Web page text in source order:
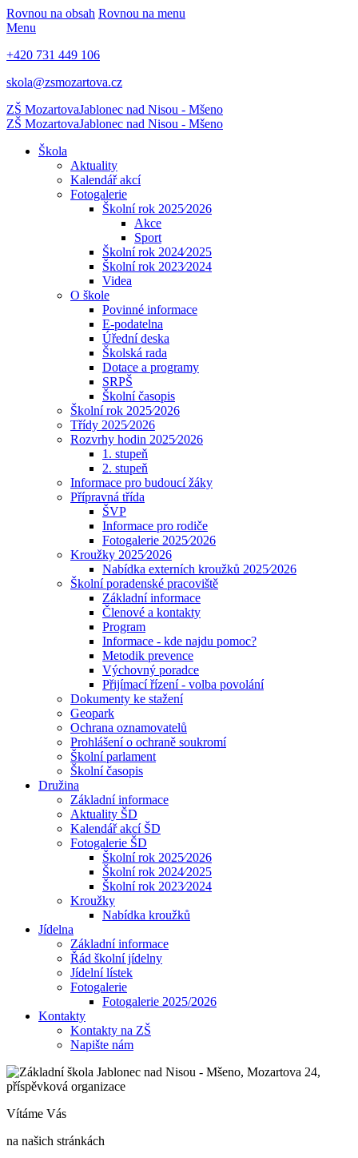
Rovnou na obsah Rovnou na menu
Menu
+420 731 449 106
skola@zsmozartova.cz
ZŠ MozartovaJablonec nad Nisou - Mšeno
ZŠ MozartovaJablonec nad Nisou - Mšeno
Škola
Aktuality
Kalendář akcí
Fotogalerie
Školní rok 2025⁄2026
Akce
Sport
Školní rok 2024⁄2025
Školní rok 2023⁄2024
Videa
O škole
Povinné informace
E-podatelna
Úřední deska
Školská rada
Dotace a programy
SRPŠ
Školní časopis
Školní rok 2025⁄2026
Třídy 2025⁄2026
Rozvrhy hodin 2025⁄2026
1. stupeň
2. stupeň
Informace pro budoucí žáky
Přípravná třída
ŠVP
Informace pro rodiče
Fotogalerie 2025⁄2026
Kroužky 2025⁄2026
Nabídka externích kroužků 2025⁄2026
Školní poradenské pracoviště
Základní informace
Členové a kontakty
Program
Informace - kde najdu pomoc?
Metodik prevence
Výchovný poradce
Přijímací řízení - volba povolání
Dokumenty ke stažení
Geopark
Ochrana oznamovatelů
Prohlášení o ochraně soukromí
Školní parlament
Školní časopis
Družina
Základní informace
Aktuality ŠD
Kalendář akcí ŠD
Fotogalerie ŠD
Školní rok 2025⁄2026
Školní rok 2024⁄2025
Školní rok 2023⁄2024
Kroužky
Nabídka kroužků
Jídelna
Základní informace
Řád školní jídelny
Jídelní lístek
Fotogalerie
Fotogalerie 2025/2026
Kontakty
Kontakty na ZŠ
Napište nám
Vítáme Vás
na našich stránkách